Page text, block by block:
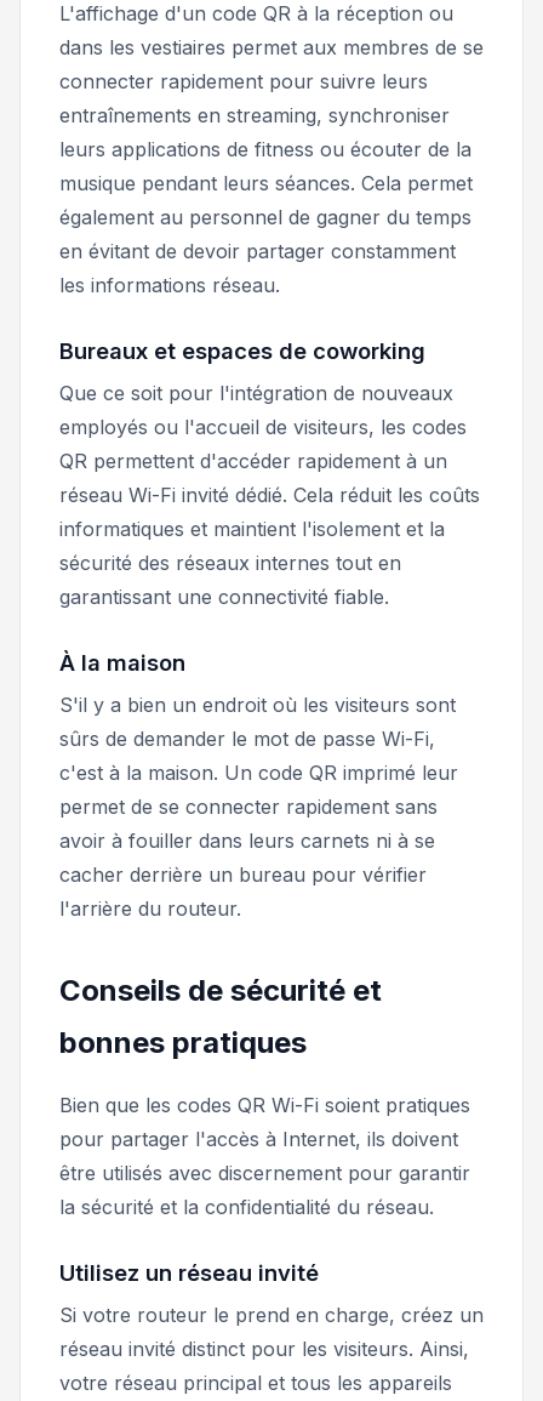
L'affichage d'un code QR à la réception ou
dans les vestiaires permet aux membres de se
connecter rapidement pour suivre leurs
entraînements en streaming, synchroniser
leurs applications de fitness ou écouter de la
musique pendant leurs séances. Cela permet
également au personnel de gagner du temps
en évitant de devoir partager constamment
les informations réseau.
Bureaux et espaces de coworking
Que ce soit pour l'intégration de nouveaux
employés ou l'accueil de visiteurs, les codes
QR permettent d'accéder rapidement à un
réseau Wi-Fi invité dédié. Cela réduit les coûts
informatiques et maintient l'isolement et la
sécurité des réseaux internes tout en
garantissant une connectivité fiable.
À la maison
S'il y a bien un endroit où les visiteurs sont
sûrs de demander le mot de passe Wi-Fi,
c'est à la maison. Un code QR imprimé leur
permet de se connecter rapidement sans
avoir à fouiller dans leurs carnets ni à se
cacher derrière un bureau pour vérifier
l'arrière du routeur.
Conseils de sécurité et
bonnes pratiques
Bien que les codes QR Wi-Fi soient pratiques
pour partager l'accès à Internet, ils doivent
être utilisés avec discernement pour garantir
la sécurité et la confidentialité du réseau.
Utilisez un réseau invité
Si votre routeur le prend en charge, créez un
réseau invité distinct pour les visiteurs. Ainsi,
votre réseau principal et tous les appareils